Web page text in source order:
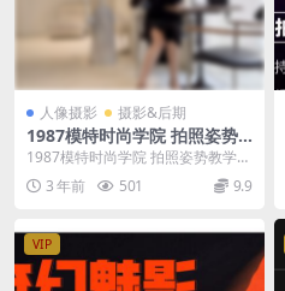
人像摄影 摄影&后期
1987模特时尚学院 拍照姿势
教学课程
1987模特时尚学院 拍照姿势教学课
程
3 年前 501 9.9
VIP